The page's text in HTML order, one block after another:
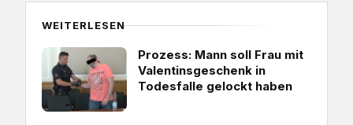
WEITERLESEN
Prozess: Mann soll Frau mit
Valentinsgeschenk in
Todesfalle gelockt haben